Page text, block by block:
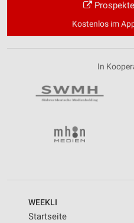
Kostenlos im
In
WEEKLI
Startseite